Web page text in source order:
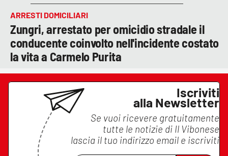
ARRESTI DOMICILIARI
Zungri, arrestato per omicidio stradale il
conducente coinvolto nell'incidente costato
la vita a Carmelo Purita
Iscriviti
alla Newsletter
Se vuoi ricevere gratuitamente
tutte le notizie di Il Vibonese
lascia il tuo indirizzo email e iscriviti